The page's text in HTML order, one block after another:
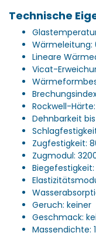
Technische
Glastemperatur
Wärmeleitung:
Lineare
Vicat-
Rockwell-Härte:
Dehnbarkeit
Zugfestigkeit:
Zugmodul:
Biegefestigkeit:
Geruch: keiner
Geschmack:
Massendichte: